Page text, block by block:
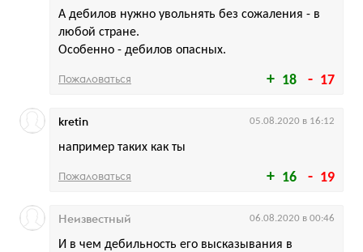
18 17
А дебилов нужно увольнять без сожаления - в
любой стране.
Особенно - дебилов опасных.
Пожаловаться
16 19
например таких как ты
kretin 05.08.2020 в 16:12
Пожаловаться
И в чем дебильность его высказывания в
Неизвестный 06.08.2020 в 00:46